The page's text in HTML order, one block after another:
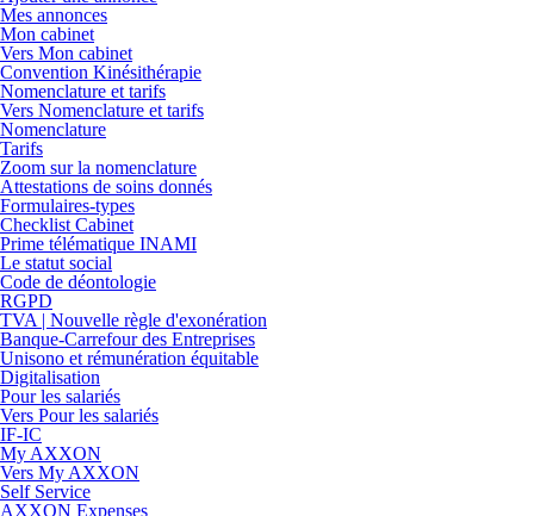
Mes annonces
Mon cabinet
Vers Mon cabinet
Convention Kinésithérapie
Nomenclature et tarifs
Vers Nomenclature et tarifs
Nomenclature
Tarifs
Zoom sur la nomenclature
Attestations de soins donnés
Formulaires-types
Checklist Cabinet
Prime télématique INAMI
Le statut social
Code de déontologie
RGPD
TVA | Nouvelle règle d'exonération
Banque-Carrefour des Entreprises
Unisono et rémunération équitable
Digitalisation
Pour les salariés
Vers Pour les salariés
IF-IC
My AXXON
Vers My AXXON
Self Service
AXXON Expenses